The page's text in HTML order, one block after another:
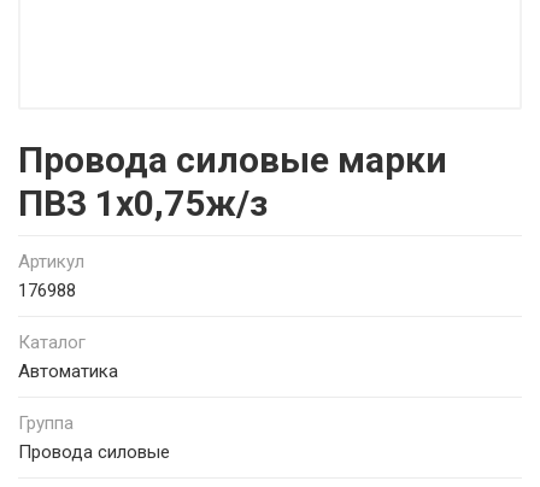
Провода силовые марки
ПВ3 1х0,75ж/з
Артикул
176988
Каталог
Автоматика
Группа
Провода силовые